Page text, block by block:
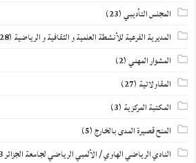
المجلس التأديبي(23)
المديرية الفرعية للأنشطة العلمية و الثقافية و الرياضية (28)
المشوار المهني(2)
المقاولاتية (27)
المكتبة المركزية (3)
المنح قصيرة المدى بالخارج(5)
النادي الرياضي الهاوي / الألمبي الرياضي لجامعة الجزائر 3